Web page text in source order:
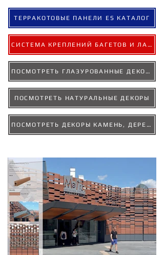
ТЕРРАКОТОВЫЕ ПАНЕЛИ ES КАТАЛОГ
СИСТЕМА КРЕПЛЕНИЙ БАГЕТОВ И ЛАМЕЛЕЙ
ПОСМОТРЕТЬ ГЛАЗУРОВАННЫЕ ДЕКОРЫ
ПОСМОТРЕТЬ НАТУРАЛЬНЫЕ ДЕКОРЫ
ПОСМОТРЕТЬ ДЕКОРЫ КАМЕНЬ, ДЕРЕВО, БЕТОН